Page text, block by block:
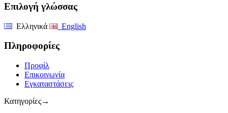
Επιλογή γλώσσας
Ελληνικά English
Πληροφορίες
Προφίλ
Επικοινωνία
Εγκαταστάσεις
Κατηγορίες→